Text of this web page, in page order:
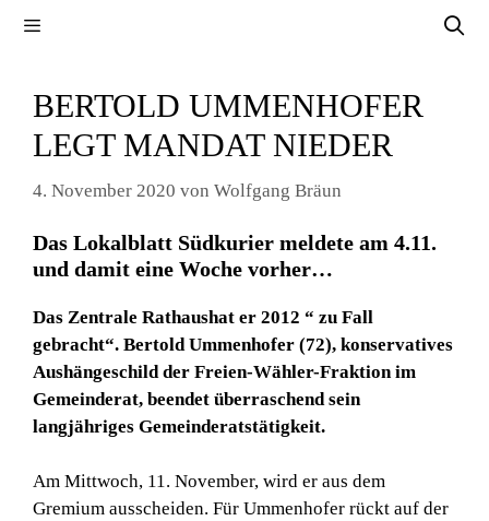
BERTOLD UMMENHOFER
LEGT MANDAT NIEDER
4. November 2020 von Wolfgang Bräun
Das Lokalblatt Südkurier meldete am 4.11.
und damit eine Woche vorher…
Das Zentrale Rathaushat er 2012 “ zu Fall
gebracht“. Bertold Ummenhofer (72), konservatives
Aushängeschild der Freien-Wähler-Fraktion im
Gemeinderat, beendet überraschend sein
langjähriges Gemeinderatstätigkeit.
Am Mittwoch, 11. November, wird er aus dem
Gremium ausscheiden. Für Ummenhofer rückt auf der